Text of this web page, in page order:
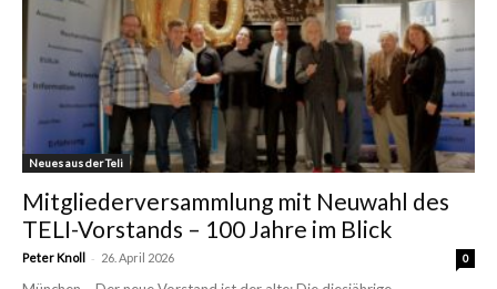
Neues aus der Teli
Mitgliederversammlung mit Neuwahl des
TELI-Vorstands – 100 Jahre im Blick
Peter Knoll - 26. April 2026 0